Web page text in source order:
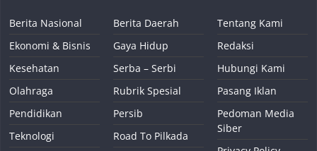
Berita Nasional
Ekonomi & Bisnis
Kesehatan
Olahraga
Pendidikan
Teknologi
Berita Daerah
Gaya Hidup
Serba – Serbi
Rubrik Spesial
Persib
Road To Pilkada
Tentang Kami
Redaksi
Hubungi Kami
Pasang Iklan
Pedoman Media
Siber